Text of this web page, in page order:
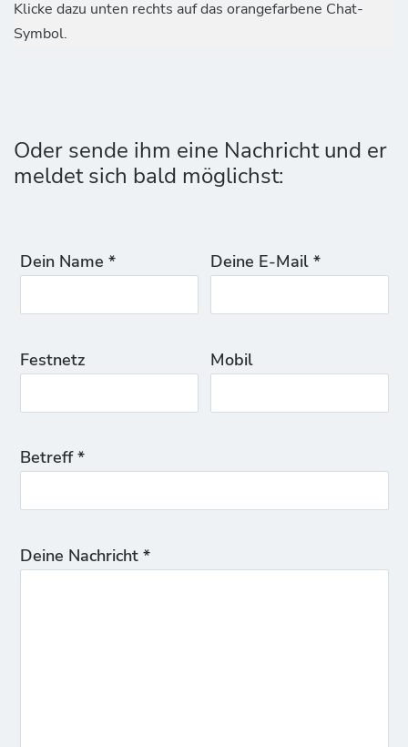
Klicke dazu unten rechts auf das orangefarbene Chat-
Symbol.
Oder sende ihm eine Nachricht und er
meldet sich bald möglichst:
Dein Name * Deine E-Mail *
Festnetz Mobil
Betreff *
Deine Nachricht *